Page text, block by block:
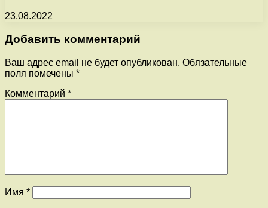
23.08.2022
Добавить комментарий
Ваш адрес email не будет опубликован. Обязательные
поля помечены *
Комментарий *
Имя *